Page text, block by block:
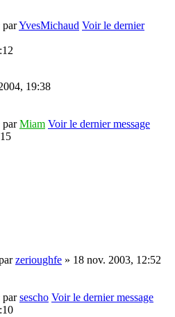
parYvesMichaud Voir le dernier
19:38
parMiam Voir le dernier message
zerioughfe » 18 nov. 2003, 12:52
parsescho Voir le dernier message